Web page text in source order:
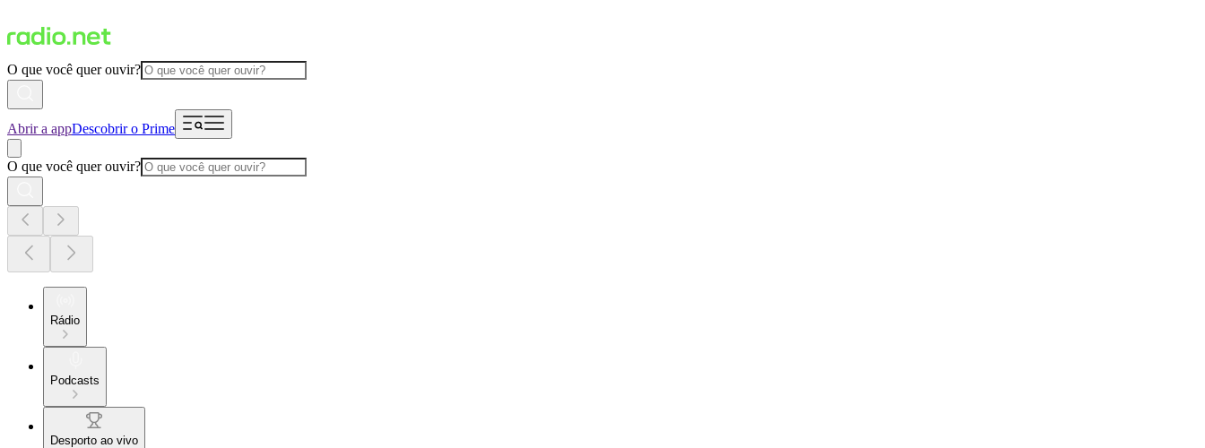
O que você quer ouvir?
Abrir a appDescobrir o Prime
O que você quer ouvir?
Rádio
Podcasts
Desporto ao vivo